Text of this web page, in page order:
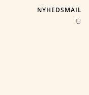
NYHEDSMAIL